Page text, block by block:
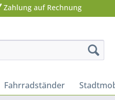
Zahlung auf Rechnung
Fahrradständer